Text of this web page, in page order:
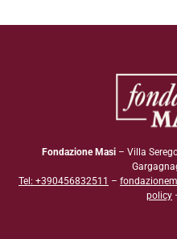
Fondazione Masi– Villa
Tel: +390456832511 –
policy